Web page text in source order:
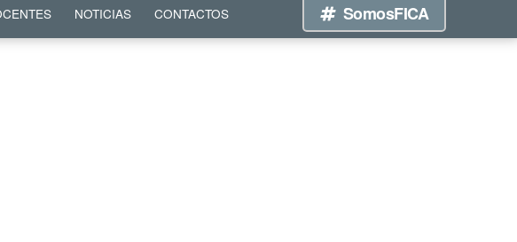
NOTICIAS CONTACTOS SomosFICA